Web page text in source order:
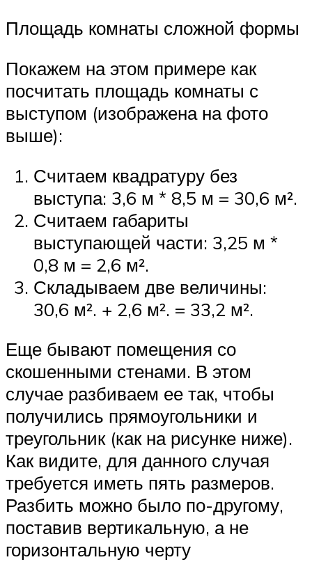
Площадь комнаты сложной формы
Покажем на этом примере как
посчитать площадь комнаты с
выступом (изображена на фото
выше):
Считаем квадратуру без
выступа: 3,6 м * 8,5 м = 30,6 м².
Считаем габариты
выступающей части: 3,25 м *
0,8 м = 2,6 м².
Складываем две величины:
30,6 м². + 2,6 м². = 33,2 м².
Еще бывают помещения со
скошенными стенами. В этом
случае разбиваем ее так, чтобы
получились прямоугольники и
треугольник (как на рисунке ниже).
Как видите, для данного случая
требуется иметь пять размеров.
Разбить можно было по-другому,
поставив вертикальную, а не
горизонтальную черту